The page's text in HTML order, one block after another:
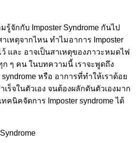
จักกับ Imposter Syndrome กันไป
เหตุจากไหน ทำไมอาการ Imposter
ว้ และ อาจเป็นสาเหตุของภาวะหมดไฟ
ก ๆ คน ในบทความนี้ เราจะพูดถึง
หรือ อาการที่ทำให้เราด้อย
เร็จในตัวเอง จนต้องผลักดันตัวเองมาก
ทคนิคจัดการ Imposter syndrome ได้